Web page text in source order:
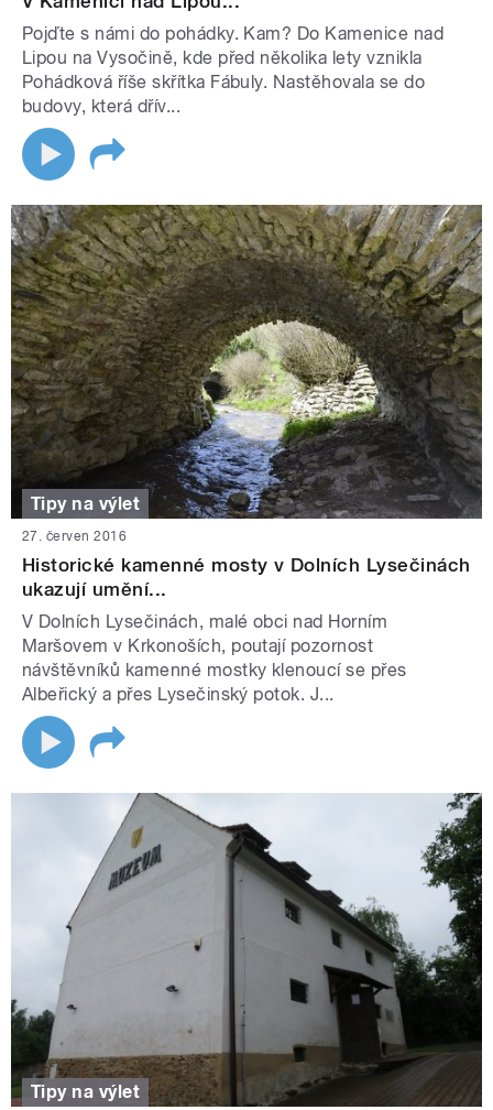
Pojďte s námi do pohádky. Kam? Do Kamenice nad
Lipou na Vysočině, kde před několika lety vznikla
Pohádková říše skřítka Fábuly. Nastěhovala se do
budovy, která dřív...
Tipy na výlet
27. červen 2016
Historické kamenné mosty v Dolních Lysečinách
ukazují umění...
V Dolních Lysečinách, malé obci nad Horním
Maršovem v Krkonoších, poutají pozornost
návštěvníků kamenné mostky klenoucí se přes
Albeřický a přes Lysečinský potok. J...
Tipy na výlet